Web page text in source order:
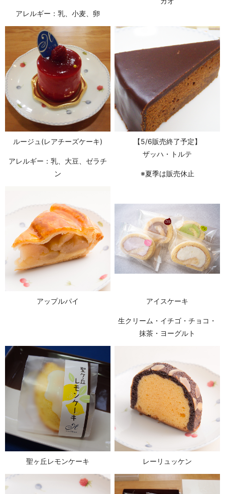
アレルギー：乳、小麦、卵
ルージュ(レアチーズケーキ)
アレルギー：乳、大豆、ゼラチ
ン
【5/6販売終了予定】
ザッハ・トルテ
※夏季は販売休止
アップルパイ アイスケーキ
生クリーム・イチゴ・チョコ・
抹茶・ヨーグルト
聖ヶ丘レモンケーキ レーリュッケン